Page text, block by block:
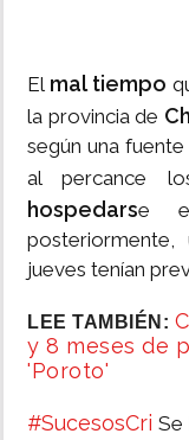
El mal tiempo
la provincia de
según una
al percance
hospedarse
jueves tenían
LEE TAMBIÉN:
y 8 meses de
'Poroto'
#SucesosCri Se